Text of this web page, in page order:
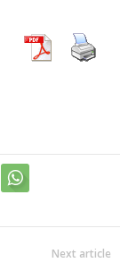
Next article